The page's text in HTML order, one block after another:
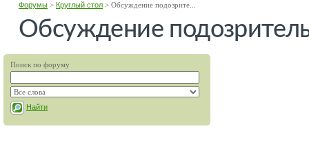
Обсуждение
Форумы > Круглый стол > Обсуждение подозрите...
Поиск по форуму
Найти